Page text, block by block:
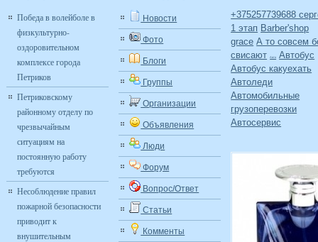
Победа в волейболе в
физкультурно-
оздоровительном
комплексе города
Петриков
Петриковскому
районному отделу по
чрезвычайным
ситуациям на
постоянную работу
требуются
Несоблюдение правил
пожарной безопасности
приводит к
внушительным
Новости
Фото
Блоги
Группы
Организации
Объявления
Люди
Форум
Вопрос/Ответ
Статьи
Комменты
+375257739688
1 этап Barber'shop
grace А то совсем
свисают
Авто
Автобус
Автобус какуехать
Автоледи
Автомобильные
грузоперевозки
Автосервис